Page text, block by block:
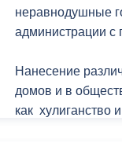
нацпроекта
неравнодушные
администрации с
Нанесение
домов и в
как хулиганство